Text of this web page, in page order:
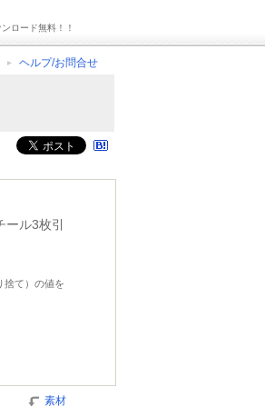
ロード無料！！
ヘルプ/お問合せ
ル3枚引
捨て）の値を
素材